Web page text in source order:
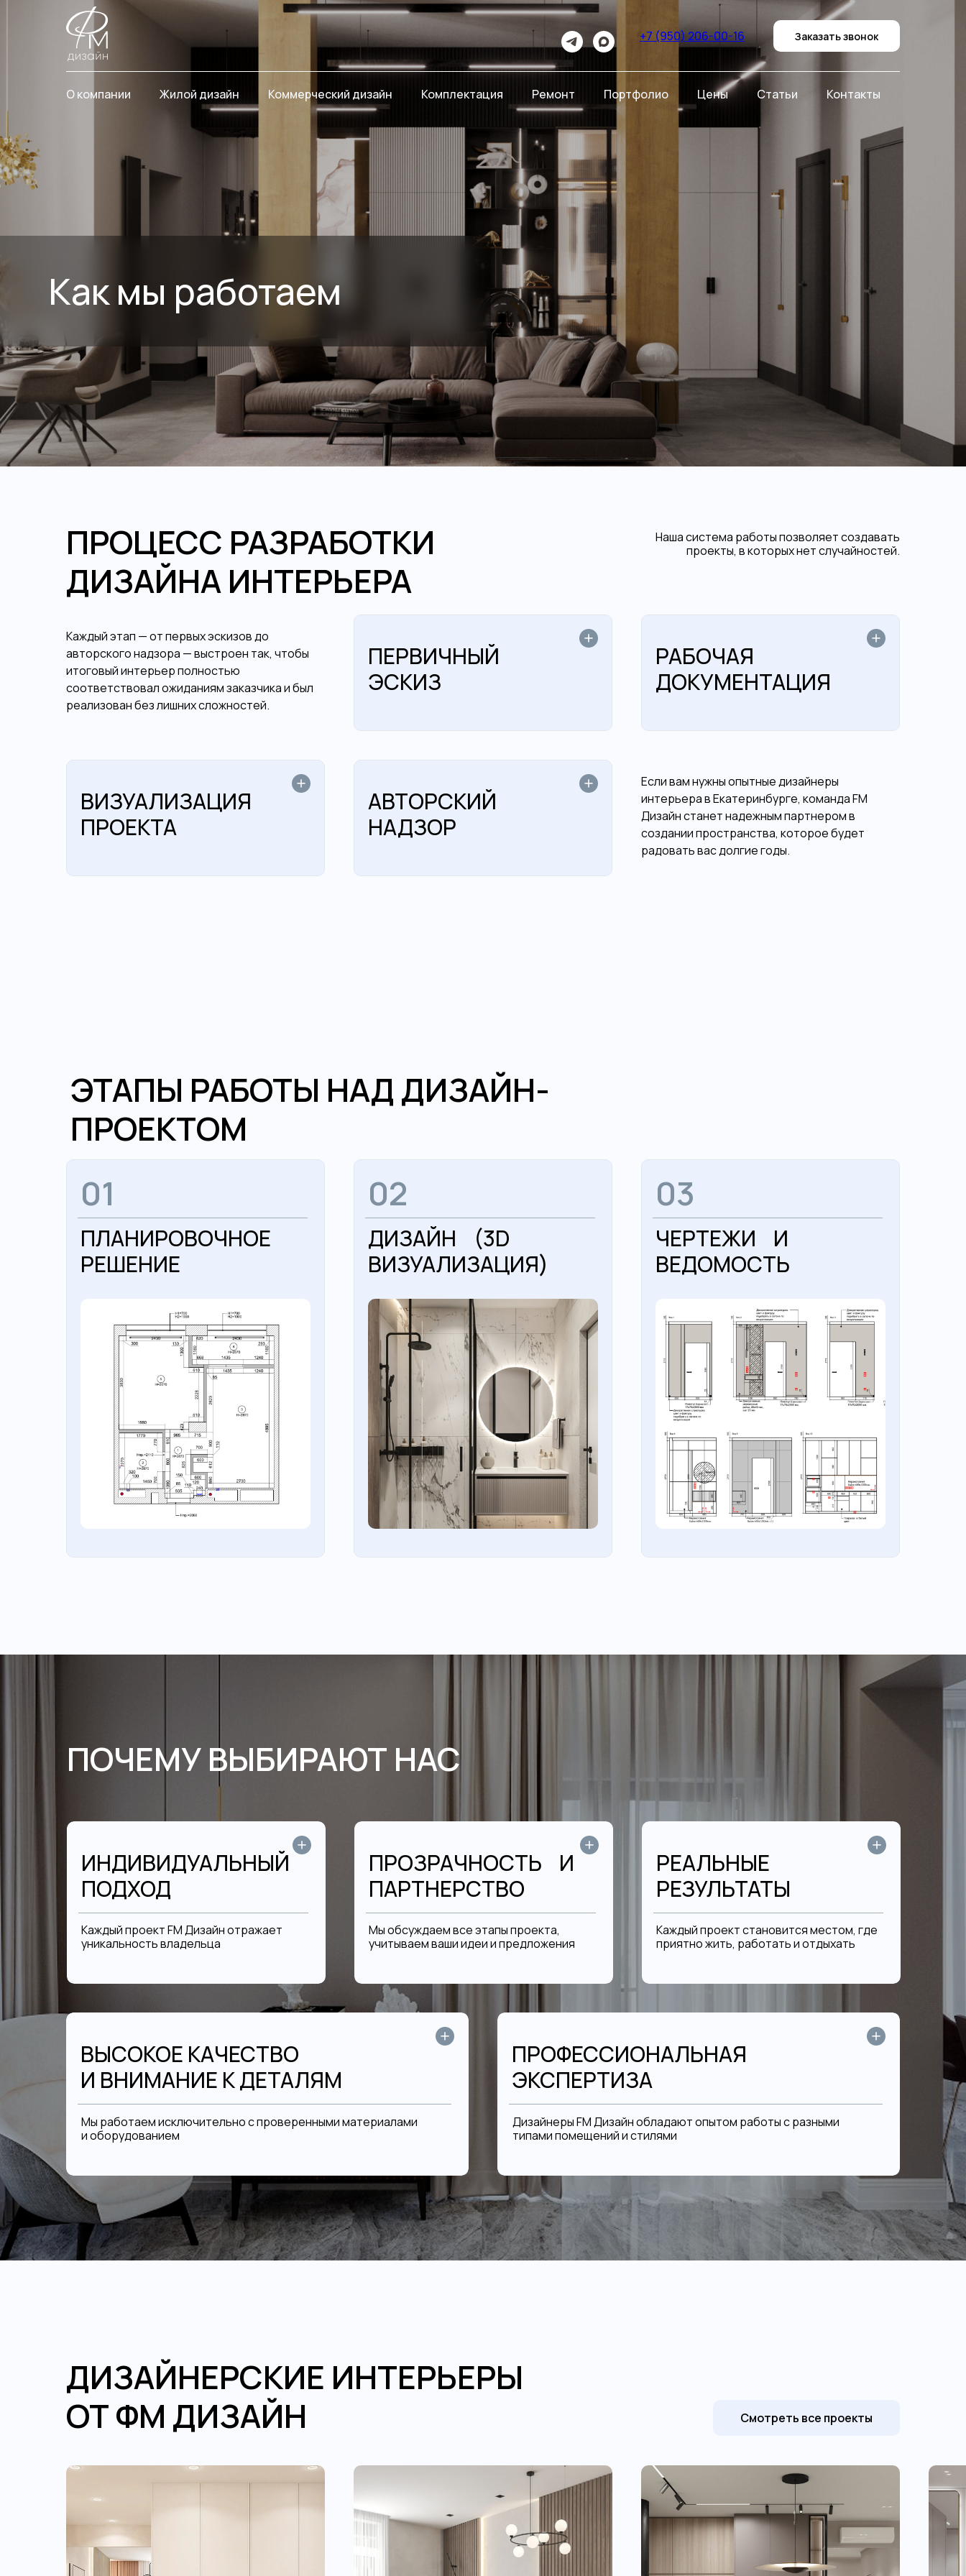
+7 (950) 206-00-16 Заказать звонок
О компании Жилой дизайн Коммерческий дизайн Комплектация Ремонт Портфолио Цены Статьи Контакты
ПРОЦЕСС РАЗРАБОТКИ
ДИЗАЙНА ИНТЕРЬЕРА
Наша система работы позволяет создавать
проекты, в которых нет случайностей.
Каждый этап — от первых эскизов до
авторского надзора — выстроен так, чтобы
итоговый интерьер полностью
соответствовал ожиданиям заказчика и был
реализован без лишних сложностей.
Если вам нужны опытные дизайнеры
интерьера в Екатеринбурге, команда FM
Дизайн станет надежным партнером в
создании пространства, которое будет
радовать вас долгие годы.
РАБОЧАЯ
ДОКУМЕНТАЦИЯ
ПЕРВИЧНЫЙ
ЭСКИЗ
АВТОРСКИЙ
НАДЗОР
ВИЗУАЛИЗАЦИЯ
ПРОЕКТА
ЭТАПЫ РАБОТЫ НАД ДИЗАЙН-
ПРОЕКТОМ
03
ЧЕРТЕЖИ И
ВЕДОМОСТЬ
02
ДИЗАЙН (3D
ВИЗУАЛИЗАЦИЯ)
01
ПЛАНИРОВОЧНОЕ
РЕШЕНИЕ
ПОЧЕМУ ВЫБИРАЮТ НАС
ПРОФЕССИОНАЛЬНАЯ
ЭКСПЕРТИЗА
Дизайнеры FM Дизайн обладают опытом работы с разными
типами помещений и стилями
РЕАЛЬНЫЕ
РЕЗУЛЬТАТЫ
Каждый проект становится местом, где
приятно жить, работать и отдыхать
ПРОЗРАЧНОСТЬ И
ПАРТНЕРСТВО
Мы обсуждаем все этапы проекта,
учитываем ваши идеи и предложения
ИНДИВИДУАЛЬНЫЙ
ПОДХОД
Каждый проект FM Дизайн отражает
уникальность владельца
ВЫСОКОЕ КАЧЕСТВО
И ВНИМАНИЕ К ДЕТАЛЯМ
Мы работаем исключительно с проверенными материалами
и оборудованием
ДИЗАЙНЕРСКИЕ ИНТЕРЬЕРЫ
ОТ ФМ ДИЗАЙН
Смотреть все проекты